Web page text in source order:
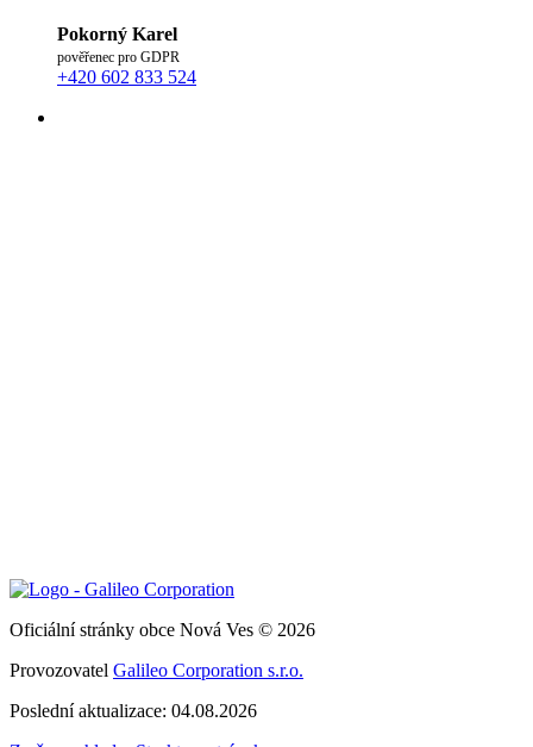
Pokorný Karel
pověřenec pro GDPR
+420 602 833 524
Oficiální stránky obce Nová Ves © 2026
Provozovatel Galileo Corporation s.r.o.
Poslední aktualizace: 04.08.2026